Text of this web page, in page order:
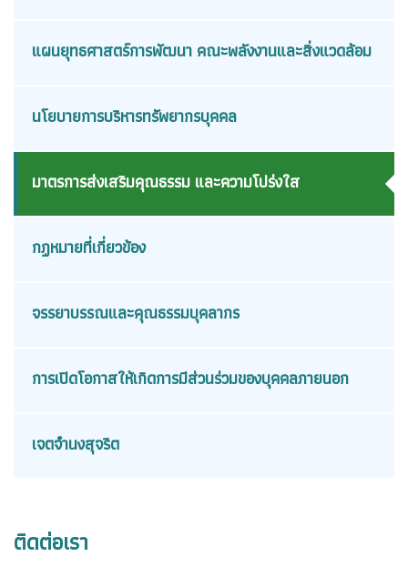
แผนยุทธศาสตร์การพัฒนา คณะพลังงานและสิ่งแวดล้อม
นโยบายการบริหารทรัพยากรบุคคล
มาตรการส่งเสริมคุณธรรม และความโปร่งใส
กฏหมายที่เกี่ยวข้อง
จรรยาบรรณและคุณธรรมบุคลากร
การเปิดโอกาสให้เกิดการมีส่วนร่วมของบุคคลภายนอก
เจตจำนงสุจริต
ติดต่อเรา